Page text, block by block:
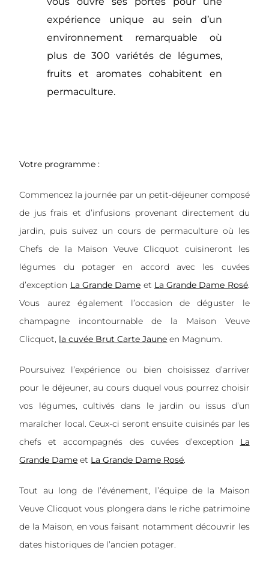
expérience unique au sein d’un
environnement remarquable où
plus de 300 variétés de légumes,
fruits et aromates cohabitent en
permaculture.
Votre programme :
Commencez la journée par un petit-déjeuner composé
de jus frais et d’infusions provenant directement du
jardin, puis suivez un cours de permaculture où les
Chefs de la Maison Veuve Clicquot cuisineront les
légumes du potager en accord avec les cuvées
d’exception La Grande Dame et La Grande Dame Rosé.
Vous aurez également l’occasion de déguster le
champagne incontournable de la Maison Veuve
Clicquot, la cuvée Brut Carte Jaune en Magnum.
Poursuivez l’expérience ou bien choisissez d’arriver
pour le déjeuner, au cours duquel vous pourrez choisir
vos légumes, cultivés dans le jardin ou issus d’un
maraîcher local. Ceux-ci seront ensuite cuisinés par les
chefs et accompagnés des cuvées d’exception La
Grande Dame et La Grande Dame Rosé.
Tout au long de l’événement, l’équipe de la Maison
Veuve Clicquot vous plongera dans le riche patrimoine
de la Maison, en vous faisant notamment découvrir les
dates historiques de l’ancien potager.